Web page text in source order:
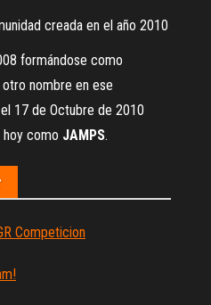
creada en el año 2010
formándose como
nombre en ese
17 de Octubre de 2010
hoy como JAMPS.
Competicion